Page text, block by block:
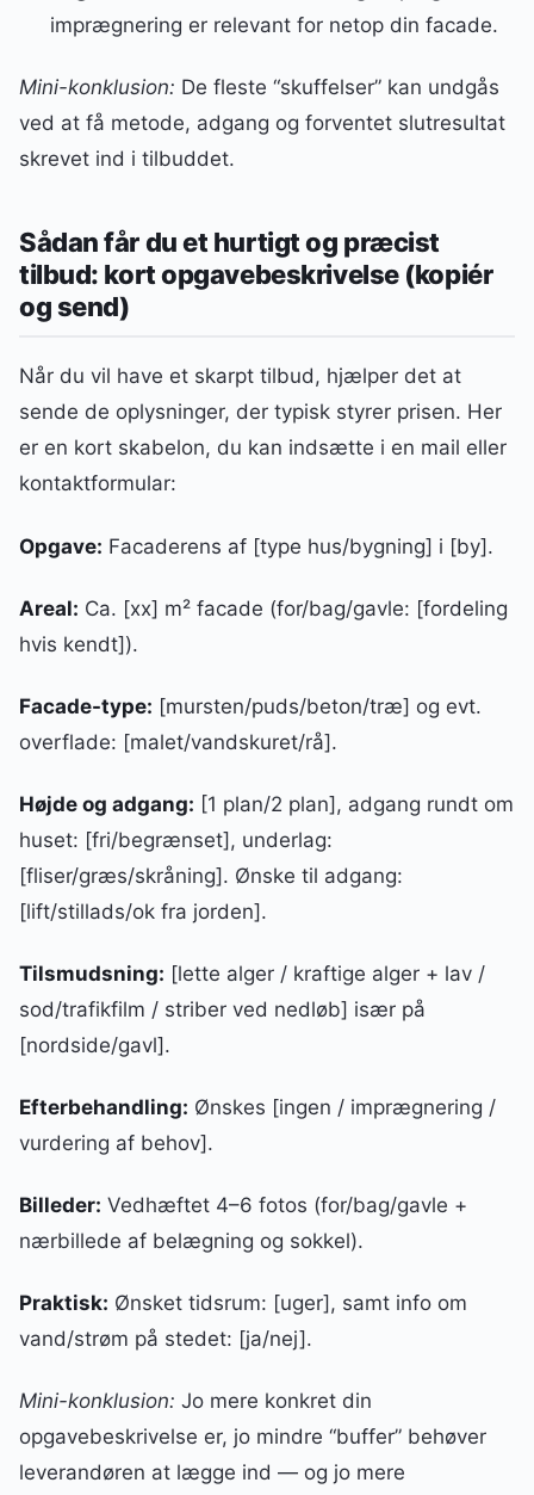
imprægnering er relevant for netop din facade.
Mini-konklusion: De fleste “skuffelser” kan undgås
ved at få metode, adgang og forventet slutresultat
skrevet ind i tilbuddet.
Sådan får du et hurtigt og præcist
tilbud: kort opgavebeskrivelse (kopiér
og send)
Når du vil have et skarpt tilbud, hjælper det at
sende de oplysninger, der typisk styrer prisen. Her
er en kort skabelon, du kan indsætte i en mail eller
kontaktformular:
Opgave: Facaderens af [type hus/bygning] i [by].
Areal: Ca. [xx] m² facade (for/bag/gavle: [fordeling
hvis kendt]).
Facade-type: [mursten/puds/beton/træ] og evt.
overflade: [malet/vandskuret/rå].
Højde og adgang: [1 plan/2 plan], adgang rundt om
huset: [fri/begrænset], underlag:
[fliser/græs/skråning]. Ønske til adgang:
[lift/stillads/ok fra jorden].
Tilsmudsning: [lette alger / kraftige alger + lav /
sod/trafikfilm / striber ved nedløb] især på
[nordside/gavl].
Efterbehandling: Ønskes [ingen / imprægnering /
vurdering af behov].
Billeder: Vedhæftet 4–6 fotos (for/bag/gavle +
nærbillede af belægning og sokkel).
Praktisk: Ønsket tidsrum: [uger], samt info om
vand/strøm på stedet: [ja/nej].
Mini-konklusion: Jo mere konkret din
opgavebeskrivelse er, jo mindre “buffer” behøver
leverandøren at lægge ind — og jo mere